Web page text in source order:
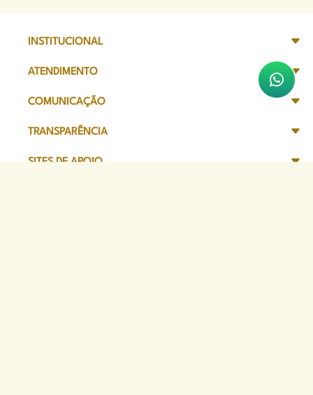
INSTITUCIONAL
ATENDIMENTO
COMUNICAÇÃO
TRANSPARÊNCIA
SITES DE APOIO